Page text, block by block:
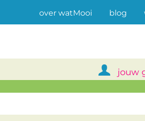
over watMooi(current)
blog
jouw